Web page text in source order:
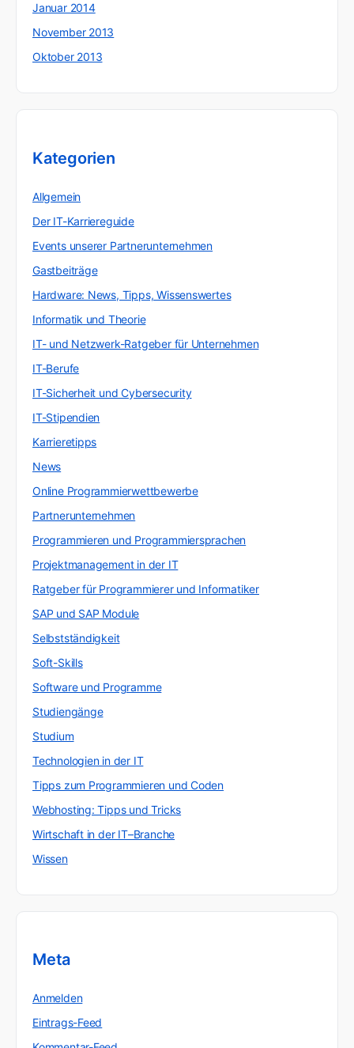
Januar 2014
November 2013
Oktober 2013
Kategorien
Allgemein
Der IT-Karriereguide
Events unserer Partnerunternehmen
Gastbeiträge
Hardware: News, Tipps, Wissenswertes
Informatik und Theorie
IT- und Netzwerk-Ratgeber für Unternehmen
IT-Berufe
IT-Sicherheit und Cybersecurity
IT-Stipendien
Karrieretipps
News
Online Programmierwettbewerbe
Partnerunternehmen
Programmieren und Programmiersprachen
Projektmanagement in der IT
Ratgeber für Programmierer und Informatiker
SAP und SAP Module
Selbstständigkeit
Soft-Skills
Software und Programme
Studiengänge
Studium
Technologien in der IT
Tipps zum Programmieren und Coden
Webhosting: Tipps und Tricks
Wirtschaft in der IT–Branche
Wissen
Meta
Anmelden
Eintrags-Feed